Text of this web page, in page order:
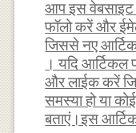
आप इस वेबसाइट
फॉलो करें और
जिससे नए
। यदि
और लाईक करें
समस्या हो या
बताएं।इस